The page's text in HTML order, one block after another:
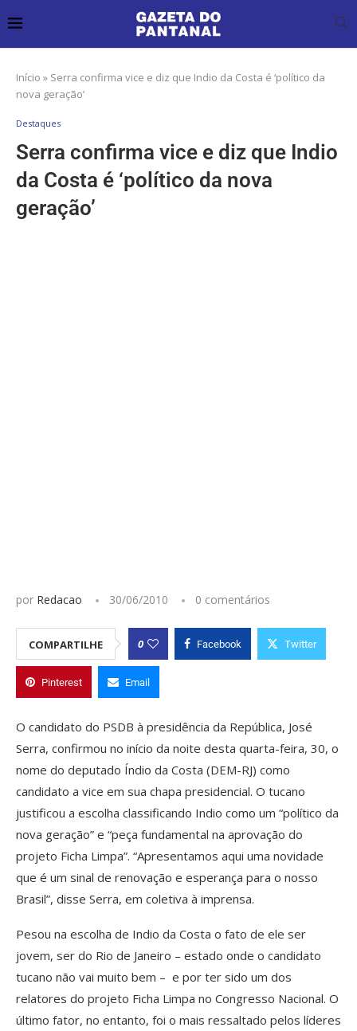
Início » Serra confirma vice e diz que Indio da Costa é ‘político da
nova geração’
Destaques
Serra confirma vice e diz que Indio
da Costa é ‘político da nova
geração’
por Redacao 30/06/2010 0 comentários
COMPARTILHE 0 Facebook Twitter
Pinterest Email
O candidato do PSDB à presidência da República, José
Serra, confirmou no início da noite desta quarta-feira, 30, o
nome do deputado Índio da Costa (DEM-RJ) como
candidato a vice em sua chapa presidencial. O tucano
justificou a escolha classificando Indio como um “político da
nova geração” e “peça fundamental na aprovação do
projeto Ficha Limpa”. “Apresentamos aqui uma novidade
que é um sinal de renovação e esperança para o nosso
Brasil”, disse Serra, em coletiva à imprensa.
Pesou na escolha de Indio da Costa o fato de ele ser
jovem, ser do Rio de Janeiro – estado onde o candidato
tucano não vai muito bem – e por ter sido um dos
relatores do projeto Ficha Limpa no Congresso Nacional. O
último fator, no entanto, foi o mais ressaltado pelos líderes